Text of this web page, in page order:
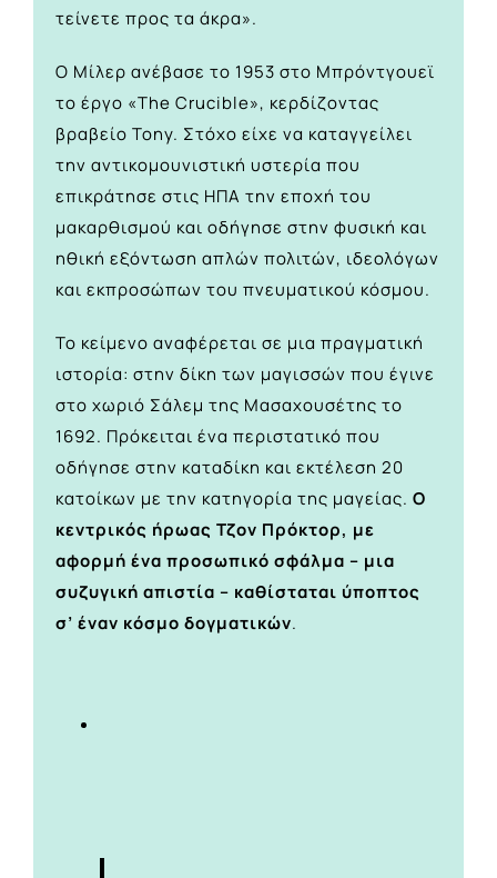
τείνετε προς τα άκρα».
Ο Μίλερ ανέβασε το 1953 στο Μπρόντγουεϊ
το έργο «The Crucible», κερδίζοντας
βραβείο Tony. Στόχο είχε να καταγγείλει
την αντικομουνιστική υστερία που
επικράτησε στις ΗΠΑ την εποχή του
μακαρθισμού και οδήγησε στην φυσική και
ηθική εξόντωση απλών πολιτών, ιδεολόγων
και εκπροσώπων του πνευματικού κόσμου.
Το κείμενο αναφέρεται σε μια πραγματική
ιστορία: στην δίκη των μαγισσών που έγινε
στο χωριό Σάλεμ της Μασαχουσέτης το
1692. Πρόκειται ένα περιστατικό που
οδήγησε στην καταδίκη και εκτέλεση 20
κατοίκων με την κατηγορία της μαγείας. Ο
κεντρικός ήρωας Τζον Πρόκτορ, με
αφορμή ένα προσωπικό σφάλμα – μια
συζυγική απιστία – καθίσταται ύποπτος
σ’ έναν κόσμο δογματικών.